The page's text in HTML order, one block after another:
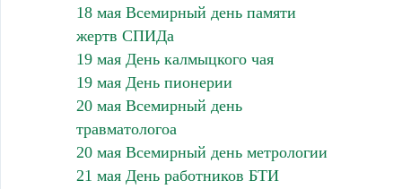
18 мая Всемирный день памяти
жертв СПИДа
19 мая День калмыцкого чая
19 мая День пионерии
20 мая Всемирный день
травматологоа
20 мая Всемирный день метрологии
21 мая День работников БТИ